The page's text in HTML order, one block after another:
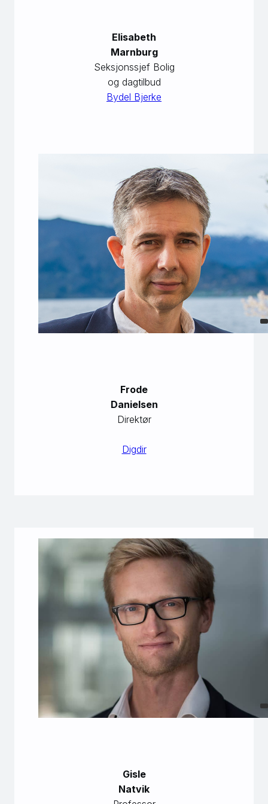
Elisabeth
Marnburg
Seksjonssjef Bolig
og dagtilbud
Bydel Bjerke
Frode
Danielsen
Direktør
Digdir
Gisle
Natvik